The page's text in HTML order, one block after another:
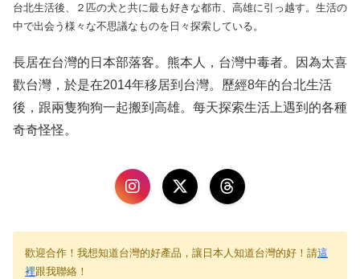
台北生活後、２匹の犬と共に最も好きな都市、高雄に引っ越す。生活の
中で出会う様々な不思議なものを日々探索している。
長居在台灣的日本部落客。熊本人，台灣中毒者。因為太喜
歡台灣，於是在2014年移居到台灣。歷經8年的台北生活
後，跟兩隻狗狗一起搬到高雄。每天探索生活上遇到的各種
奇奇怪怪。
歡迎合作！我想知道台灣的好產品，讓日本人知道台灣的好！請這
裡跟我聯絡！